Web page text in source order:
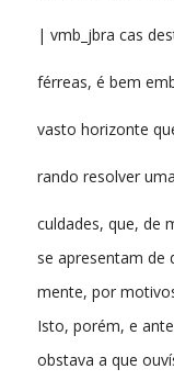
| vmb_jbra cas
férreas, é bem
vasto horizonte
rando resolver
culdades, que, de
se apresentam de
mente, por
Isto, porém, e
obstava a que